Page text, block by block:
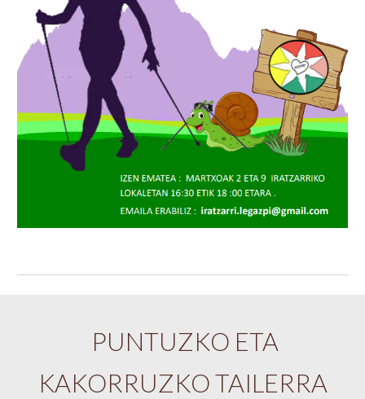
PUNTUZKO ETA
KAKORRUZKO TAILERRA